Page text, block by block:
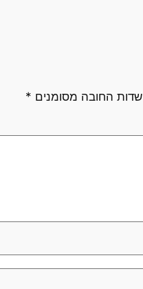
שדות החובה מסומנים *